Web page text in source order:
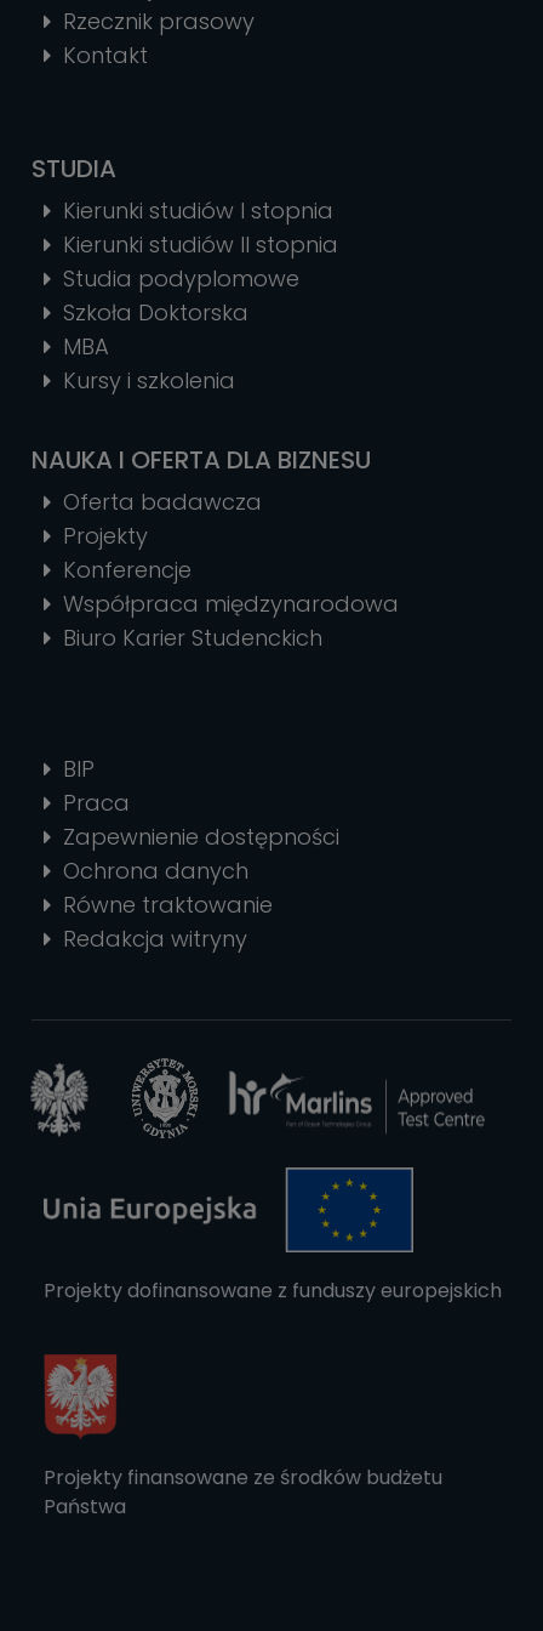
Rzecznik prasowy
Kontakt
STUDIA
Kierunki studiów I stopnia
Kierunki studiów II stopnia
Studia podyplomowe
Szkoła Doktorska
MBA
Kursy i szkolenia
NAUKA I OFERTA DLA BIZNESU
Oferta badawcza
Projekty
Konferencje
Współpraca międzynarodowa
Biuro Karier Studenckich
BIP
Praca
Zapewnienie dostępności
Ochrona danych
Równe traktowanie
Redakcja witryny
Projekty dofinansowane z funduszy europejskich
Projekty finansowane ze środków budżetu
Państwa